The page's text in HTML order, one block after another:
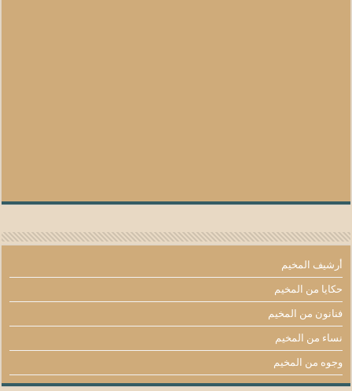
أرشيف المخيم
حكايا من المخيم
فنانون من المخيم
نساء من المخيم
وجوه من المخيم